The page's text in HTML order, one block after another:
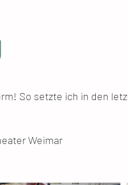
So setzte ich in den
Weimar